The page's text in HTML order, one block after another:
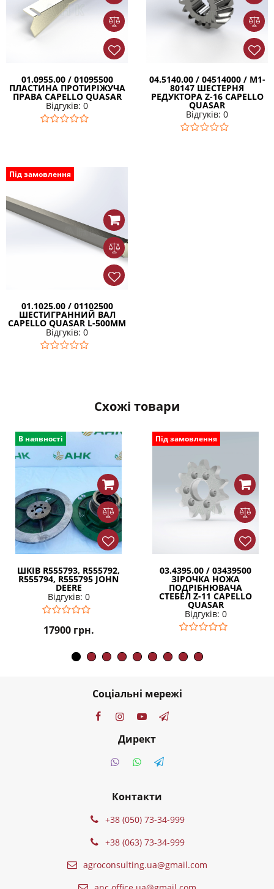
01.0955.00 / 01095500
ПЛАСТИНА ПРОТИРІЖУЧА
ПРАВА CAPELLO QUASAR
Відгуків: 0
04.5140.00 / 04514000 / M1-
80147 ШЕСТЕРНЯ
РЕДУКТОРА Z-16 CAPELLO
QUASAR
Відгуків: 0
Під замовлення
01.1025.00 / 01102500
ШЕСТИГРАННИЙ ВАЛ
CAPELLO QUASAR L-500MM
Відгуків: 0
Схожі товари
В наявності
ШКІВ R555793, R555792,
R555794, R555795 JOHN
DEERE
Відгуків: 0
17900грн.
Під замовлення
03.4395.00 / 03439500
ЗІРОЧКА НОЖА
ПОДРІБНЮВАЧА
СТЕБЕЛ Z-11 CAPELLO
QUASAR
Відгуків: 0
Соціальні мережі
Директ
Контакти
+38 (050) 73-34-999
+38 (063) 73-34-999
agroconsulting.ua@gmail.com